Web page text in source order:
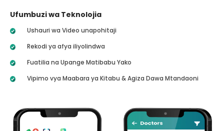
Ufumbuzi wa Teknolojia
Ushauri wa Video unapohitaji
Rekodi ya afya iliyolindwa
Fuatilia na Upange Matibabu Yako
Vipimo vya Maabara ya Kitabu & Agiza Dawa Mtandaoni